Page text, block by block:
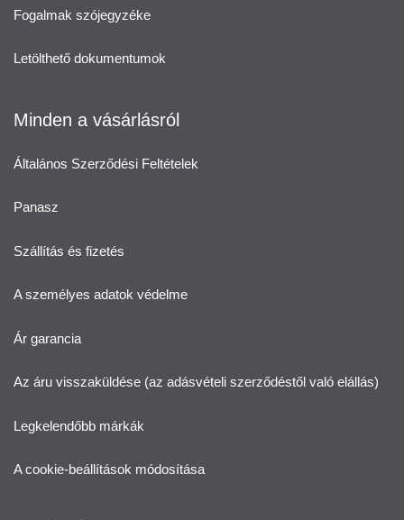
Fogalmak szójegyzéke
Letölthető dokumentumok
Minden a vásárlásról
Általános Szerződési Feltételek
Panasz
Szállítás és fizetés
A személyes adatok védelme
Ár garancia
Az áru visszaküldése (az adásvételi szerződéstől való elállás)
Legkelendőbb márkák
A cookie-beállítások módosítása